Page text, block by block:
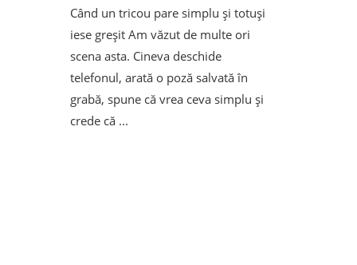
Când un tricou pare simplu și totuși
iese greșit Am văzut de multe ori
scena asta. Cineva deschide
telefonul, arată o poză salvată în
grabă, spune că vrea ceva simplu și
crede că ...